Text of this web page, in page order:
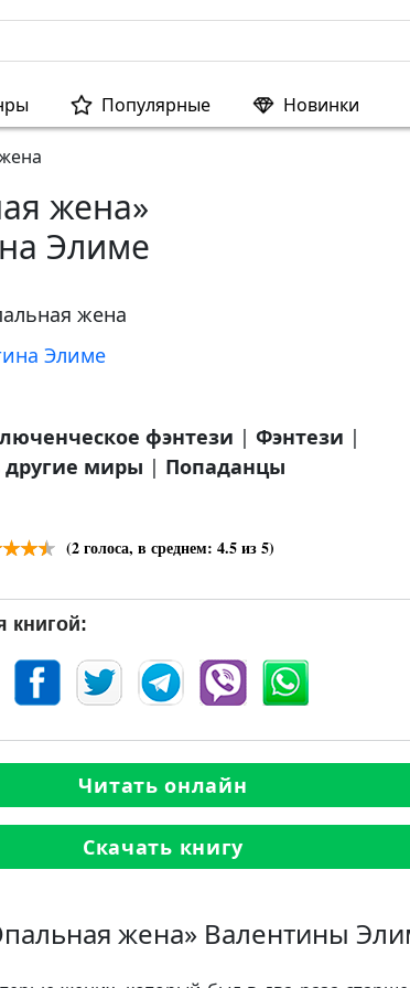
Популярные Новинки
жена»
Элиме
жена
Элиме
фэнтези | Фэнтези |
миры | Попаданцы
(2голоса, в среднем: 4.5из 5)
книгой:
Читать онлайн
Скачать книгу
жена» Валентины